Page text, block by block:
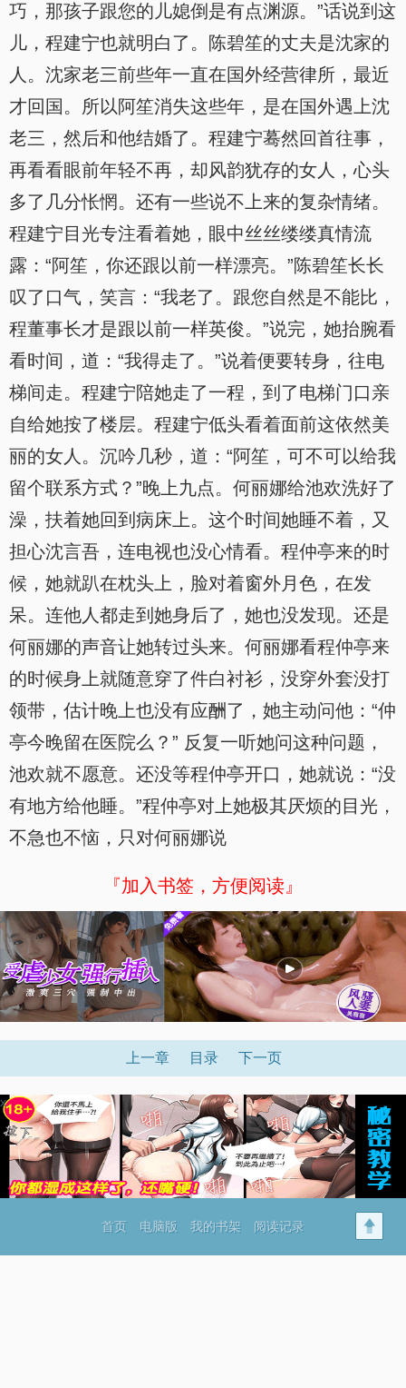
巧，那孩子跟您的儿媳倒是有点渊源。”话说到这
儿，程建宁也就明白了。陈碧笙的丈夫是沈家的
人。沈家老三前些年一直在国外经营律所，最近
才回国。所以阿笙消失这些年，是在国外遇上沈
老三，然后和他结婚了。程建宁蓦然回首往事，
再看看眼前年轻不再，却风韵犹存的女人，心头
多了几分怅惘。还有一些说不上来的复杂情绪。
程建宁目光专注看着她，眼中丝丝缕缕真情流
露：“阿笙，你还跟以前一样漂亮。”陈碧笙长长
叹了口气，笑言：“我老了。跟您自然是不能比，
程董事长才是跟以前一样英俊。”说完，她抬腕看
看时间，道：“我得走了。”说着便要转身，往电
梯间走。程建宁陪她走了一程，到了电梯门口亲
自给她按了楼层。程建宁低头看着面前这依然美
丽的女人。沉吟几秒，道：“阿笙，可不可以给我
留个联系方式？”晚上九点。何丽娜给池欢洗好了
澡，扶着她回到病床上。这个时间她睡不着，又
担心沈言吾，连电视也没心情看。程仲亭来的时
候，她就趴在枕头上，脸对着窗外月色，在发
呆。连他人都走到她身后了，她也没发现。还是
何丽娜的声音让她转过头来。何丽娜看程仲亭来
的时候身上就随意穿了件白衬衫，没穿外套没打
领带，估计晚上也没有应酬了，她主动问他：“仲
亭今晚留在医院么？” 反复一听她问这种问题，
池欢就不愿意。还没等程仲亭开口，她就说：“没
有地方给他睡。”程仲亭对上她极其厌烦的目光，
不急也不恼，只对何丽娜说
『加入书签，方便阅读』
x
上一章 目录 下一页
x
首页 电脑版 我的书架 阅读记录